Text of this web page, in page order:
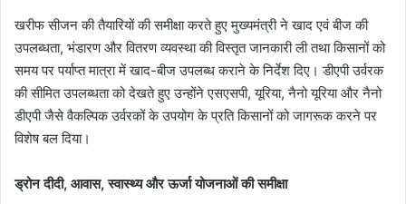
खरीफ सीजन की तैयारियों की समीक्षा करते हुए मुख्यमंत्री ने खाद एवं बीज की
उपलब्धता, भंडारण और वितरण व्यवस्था की विस्तृत जानकारी ली तथा किसानों को
समय पर पर्याप्त मात्रा में खाद-बीज उपलब्ध कराने के निर्देश दिए। डीएपी उर्वरक
की सीमित उपलब्धता को देखते हुए उन्होंने एसएसपी, यूरिया, नैनो यूरिया और नैनो
डीएपी जैसे वैकल्पिक उर्वरकों के उपयोग के प्रति किसानों को जागरूक करने पर
विशेष बल दिया।
ड्रोन दीदी, आवास, स्वास्थ्य और ऊर्जा योजनाओं की समीक्षा